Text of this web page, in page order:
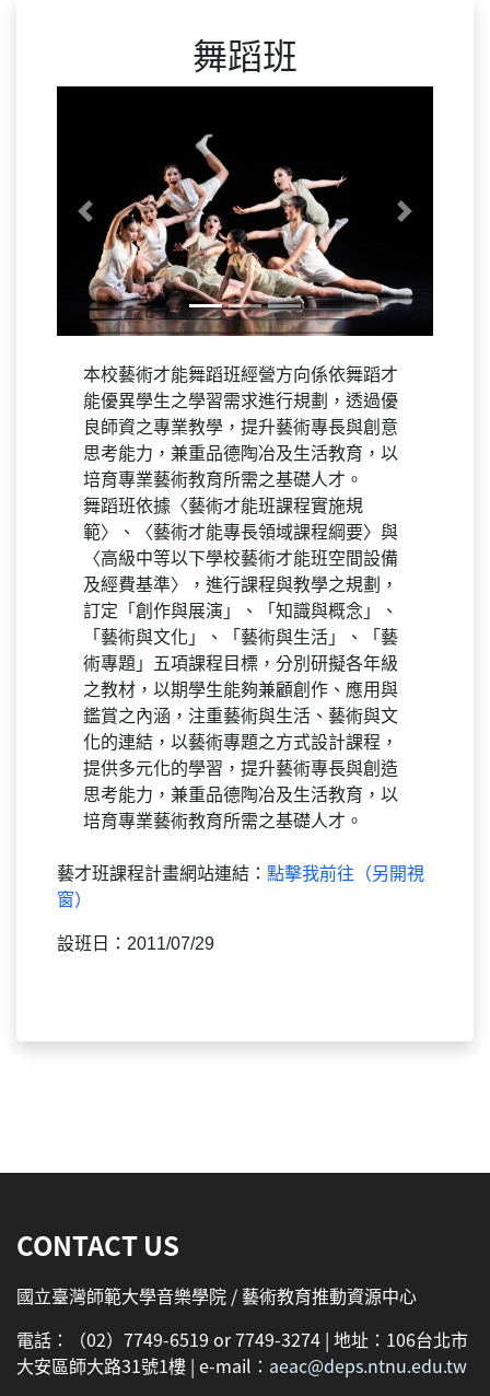
舞蹈班
Previous Next
本校藝術才能舞蹈班經營方向係依舞蹈才
能優異學生之學習需求進行規劃，透過優
良師資之專業教學，提升藝術專長與創意
思考能力，兼重品德陶冶及生活教育，以
培育專業藝術教育所需之基礎人才。
舞蹈班依據〈藝術才能班課程實施規
範〉、〈藝術才能專長領域課程綱要〉與
〈高級中等以下學校藝術才能班空間設備
及經費基準〉，進行課程與教學之規劃，
訂定「創作與展演」、「知識與概念」、
「藝術與文化」、「藝術與生活」、「藝
術專題」五項課程目標，分別研擬各年級
之教材，以期學生能夠兼顧創作、應用與
鑑賞之內涵，注重藝術與生活、藝術與文
化的連結，以藝術專題之方式設計課程，
提供多元化的學習，提升藝術專長與創造
思考能力，兼重品德陶冶及生活教育，以
培育專業藝術教育所需之基礎人才。
藝才班課程計畫網站連結： 點擊我前往（另開視
窗）
設班日：2011/07/29
CONTACT US
國立臺灣師範大學音樂學院 / 藝術教育推動資源中心
電話：（02）7749-6519 or 7749-3274 | 地址：106台北市
大安區師大路31號1樓 | e-mail： aeac@deps.ntnu.edu.tw